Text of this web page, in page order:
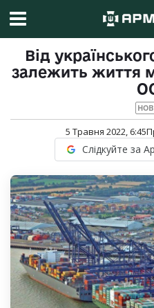
Від
залежить життя
5 Травня 2022, 6:45
Слідкуйте за